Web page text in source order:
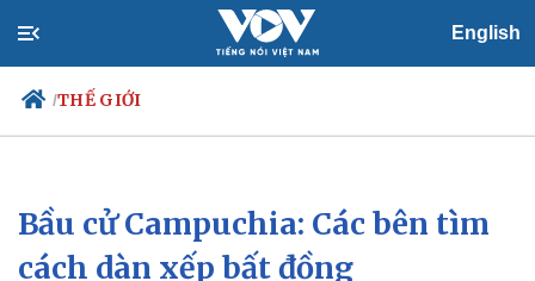
English
/THẾ GIỚI
Chính trị
Đảng
Xã hội
Tin 24h
Bầu cử Campuchia: Các bên tìm
cách dàn xếp bất đồng